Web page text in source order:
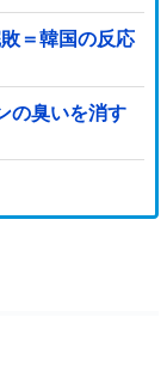
＝韓国の反応
の臭いを消す